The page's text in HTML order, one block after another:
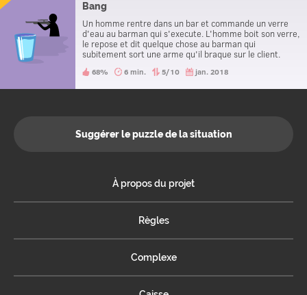
Bang
Un homme rentre dans un bar et commande un verre
d'eau au barman qui s'execute. L'homme boit son verre,
le repose et dit quelque chose au barman qui
subitement sort une arme qu'il braque sur le client.
68% 6 min. 5/10 jan. 2018
Suggérer le puzzle de la situation
À propos du projet
Règles
Complexe